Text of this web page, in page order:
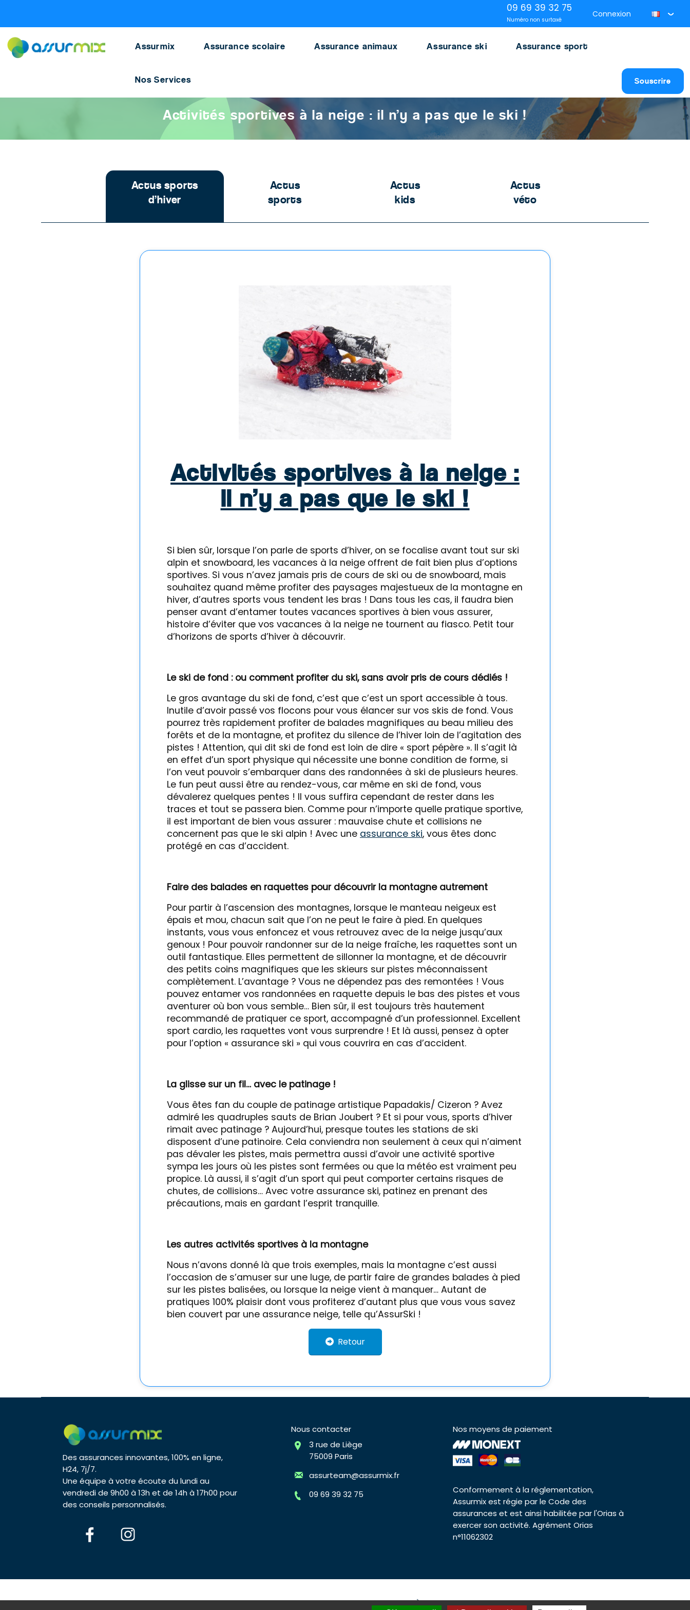
Connexion
09 69 39 32 75
Numéro non surtaxé
Assurmix Assurance scolaire Assurance animaux Assurance ski Assurance sport
Nos Services Souscrire
Activités sportives à la neige : il n’y a pas que le ski !
Actus sports
d’hiver
Actus
sports
Actus
kids
Actus
véto
Activités sportives à la neige :
il n’y a pas que le ski !
Si bien sûr, lorsque l’on parle de sports d’hiver, on se focalise avant tout sur ski
alpin et snowboard, les vacances à la neige offrent de fait bien plus d’options
sportives. Si vous n’avez jamais pris de cours de ski ou de snowboard, mais
souhaitez quand même profiter des paysages majestueux de la montagne en
hiver, d’autres sports vous tendent les bras ! Dans tous les cas, il faudra bien
penser avant d’entamer toutes vacances sportives à bien vous assurer,
histoire d’éviter que vos vacances à la neige ne tournent au fiasco. Petit tour
d’horizons de sports d’hiver à découvrir.
Le ski de fond : ou comment profiter du ski, sans avoir pris de cours dédiés !
Le gros avantage du ski de fond, c’est que c’est un sport accessible à tous.
Inutile d’avoir passé vos flocons pour vous élancer sur vos skis de fond. Vous
pourrez très rapidement profiter de balades magnifiques au beau milieu des
forêts et de la montagne, et profitez du silence de l’hiver loin de l’agitation des
pistes ! Attention, qui dit ski de fond est loin de dire « sport pépère ». Il s’agit là
en effet d’un sport physique qui nécessite une bonne condition de forme, si
l’on veut pouvoir s’embarquer dans des randonnées à ski de plusieurs heures.
Le fun peut aussi être au rendez-vous, car même en ski de fond, vous
dévalerez quelques pentes ! Il vous suffira cependant de rester dans les
traces et tout se passera bien. Comme pour n’importe quelle pratique sportive,
il est important de bien vous assurer : mauvaise chute et collisions ne
concernent pas que le ski alpin ! Avec une assurance ski, vous êtes donc
protégé en cas d’accident.
Faire des balades en raquettes pour découvrir la montagne autrement
Pour partir à l’ascension des montagnes, lorsque le manteau neigeux est
épais et mou, chacun sait que l’on ne peut le faire à pied. En quelques
instants, vous vous enfoncez et vous retrouvez avec de la neige jusqu’aux
genoux ! Pour pouvoir randonner sur de la neige fraîche, les raquettes sont un
outil fantastique. Elles permettent de sillonner la montagne, et de découvrir
des petits coins magnifiques que les skieurs sur pistes méconnaissent
complètement. L’avantage ? Vous ne dépendez pas des remontées ! Vous
pouvez entamer vos randonnées en raquette depuis le bas des pistes et vous
aventurer où bon vous semble… Bien sûr, il est toujours très hautement
recommandé de pratiquer ce sport, accompagné d’un professionnel. Excellent
sport cardio, les raquettes vont vous surprendre ! Et là aussi, pensez à opter
pour l’option « assurance ski » qui vous couvrira en cas d’accident.
La glisse sur un fil… avec le patinage !
Vous êtes fan du couple de patinage artistique Papadakis/ Cizeron ? Avez
admiré les quadruples sauts de Brian Joubert ? Et si pour vous, sports d’hiver
rimait avec patinage ? Aujourd’hui, presque toutes les stations de ski
disposent d’une patinoire. Cela conviendra non seulement à ceux qui n’aiment
pas dévaler les pistes, mais permettra aussi d’avoir une activité sportive
sympa les jours où les pistes sont fermées ou que la météo est vraiment peu
propice. Là aussi, il s’agit d’un sport qui peut comporter certains risques de
chutes, de collisions… Avec votre assurance ski, patinez en prenant des
précautions, mais en gardant l’esprit tranquille.
Les autres activités sportives à la montagne
Nous n’avons donné là que trois exemples, mais la montagne c’est aussi
l’occasion de s’amuser sur une luge, de partir faire de grandes balades à pied
sur les pistes balisées, ou lorsque la neige vient à manquer… Autant de
pratiques 100% plaisir dont vous profiterez d’autant plus que vous vous savez
bien couvert par une assurance neige, telle qu’AssurSki !
Retour
Des assurances innovantes, 100% en ligne,
H24, 7j/7.
Une équipe à votre écoute du lundi au
vendredi de 9h00 à 13h et de 14h à 17h00 pour
des conseils personnalisés.
Nous contacter
3 rue de Liège
75009 Paris
assurteam@assurmix.fr
09 69 39 32 75
Nos moyens de paiement
Conformement à la réglementation,
Assurmix est régie par le Code des
assurances et est ainsi habilitée par l'Orias à
exercer son activité. Agrément Orias
n°11062302
© 2026 Assurmix Plan du site Mentions légales À propos des cookies